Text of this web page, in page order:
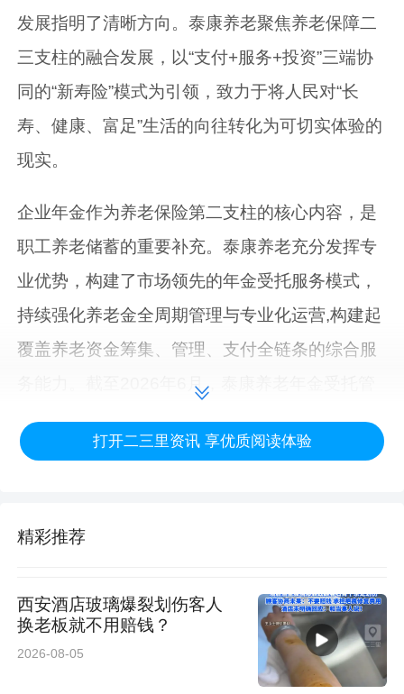
发展指明了清晰方向。泰康养老聚焦养老保障二
三支柱的融合发展，以“支付+服务+投资”三端协
同的“新寿险”模式为引领，致力于将人民对“长
寿、健康、富足”生活的向往转化为可切实体验的
现实。
企业年金作为养老保险第二支柱的核心内容，是
职工养老储蓄的重要补充。泰康养老充分发挥专
业优势，构建了市场领先的年金受托服务模式，
持续强化养老金全周期管理与专业化运营,构建起
覆盖养老资金筹集、管理、支付全链条的综合服
务能力。截至2026年6月，泰康养老年金受托管
理规模超7600亿元。自2013年公开披露数据以
来，公司企业年金受托年均规模增速达34.46%，
企业年金集合计划近三年累计综合收益达
16.50%，收益高居全市场第一。
打开二三里资讯 享优质阅读体验
精彩推荐
西安酒店玻璃爆裂划伤客人
换老板就不用赔钱？
2026-08-05